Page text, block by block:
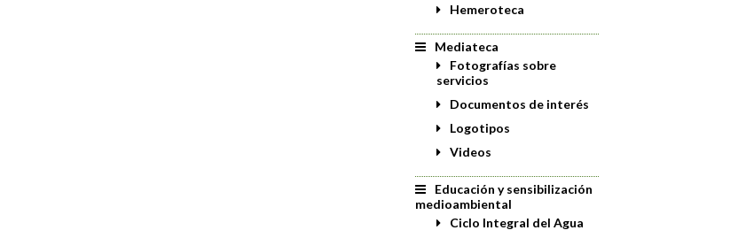
Hemeroteca
Mediateca
Fotografías sobre
servicios
Documentos de interés
Logotipos
Videos
Educación y sensibilización
medioambiental
Ciclo Integral del Agua